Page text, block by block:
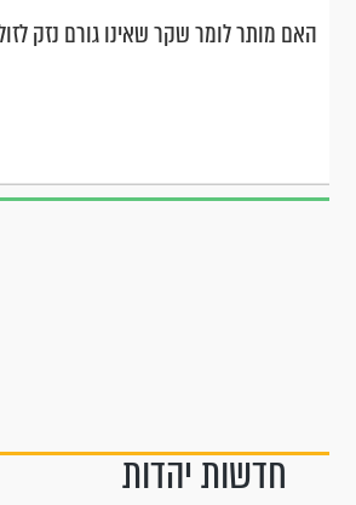
האם מותר לומר שקר שאינו גורם נזק
חדשות יהדות